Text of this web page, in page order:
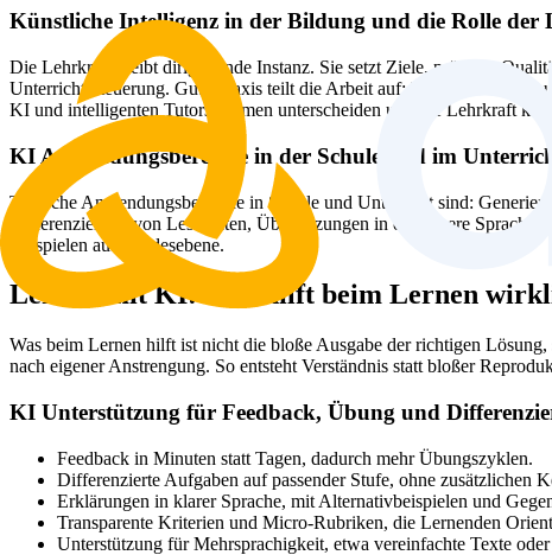
Künstliche Intelligenz in der Bildung und die Rolle der
Die Lehrkraft bleibt dirigierende Instanz. Sie setzt Ziele, prüft die
Unterrichtssteuerung. Gute Praxis teilt die Arbeit auf: KI übernimmt
KI und intelligenten Tutorsystemen unterscheiden und die Lehrkraft
KI Anwendungsbereiche in der Schule und im Unterricht
Typische Anwendungsbereiche in Schule und Unterricht sind:
Differenzierung von Lesetexten, Übersetzungen in einfachere
Beispielen auf Landesebene.
Lernen mit KI: Was hilft beim Lernen
Was beim Lernen hilft ist nicht die bloße Ausgabe der richtigen
nach eigener Anstrengung. So entsteht Verständnis statt bloßer
KI Unterstützung für Feedback, Übung und
Feedback in Minuten statt Tagen, dadurch mehr Übungszyklen.
Differenzierte Aufgaben auf passender Stufe, ohne zusätzlichen
Erklärungen in klarer Sprache, mit Alternativbeispielen und
Transparente Kriterien und Micro-Rubriken, die Lernenden
Unterstützung für Mehrsprachigkeit, etwa vereinfachte Texte